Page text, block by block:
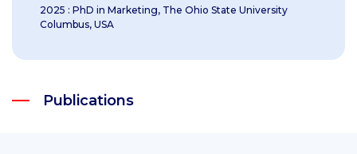
2025 : PhD in Marketing, The Ohio State University
Columbus, USA
Publications